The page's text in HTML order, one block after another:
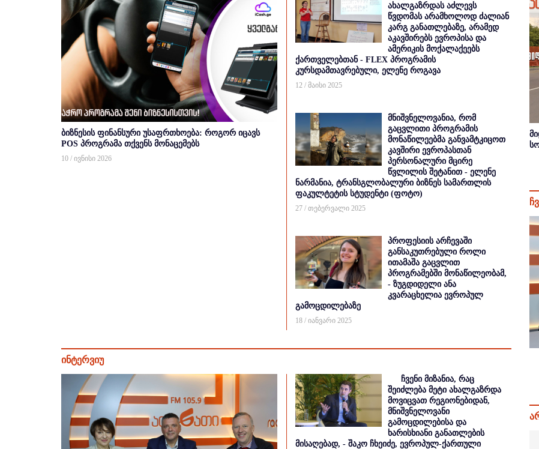
ბიზნესის ფინანსური უსაფრთხოება: როგორ იცავს
POS პროგრამა თქვენს მონაცემებს
10 / ივნისი 2026
ახალგაზრდას აძლევს
წვდომას არამხოლოდ ძალიან
კარგ განათლებაზე, არამედ
აკავშირებს ევროპისა და
ამერიკის მოქალაქეებს
ქართველებთან - FLEX პროგრამის
კურსდამთავრებული, ელენე როგავა
12 / მაისი 2025
მნიშვნელოვანია, რომ
გაცვლითი პროგრამის
მონაწილეებმა განვამტკიცოთ
კავშირი ევროპასთან
პერსონალური მცირე
წვლილის შეტანით - ელენე
ნარმანია, ტრანსგლობალური ბიზნეს სამართლის
ფაკულტეტის სტუდენტი (ფოტო)
27 / თებერვალი 2025
პროფესიის არჩევაში
განსაკუთრებული როლი
ითამაშა გაცვლით
პროგრამებში მონაწილეობამ,
- ზუგდიდელი ანა
კვარაცხელია ევროპულ
გამოცდილებაზე
18 / იანვარი 2025
ინტერვიუ
ჩვენი მიზანია, რაც
შეიძლება მეტი ახალგაზრდა
მოვიცვათ რეგიონებიდან,
მნიშვნელოვანი
გამოცდილებისა და
ხარისხიანი განათლების
მისაღებად, - შაკო ჩხეიძე, ევროპულ-ქართული